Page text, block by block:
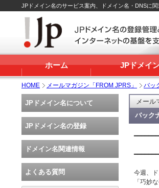
JPドメイン名のサービス案内、ドメイン名・DNSに
ホーム JPドメイ
HOME メールマガジン「FROM JPRS」 バッ
メール
バック
今週、
「巧妙
JPドメイン名について
JPドメイン名の登録
ドメイン名関連情報
よくある質問